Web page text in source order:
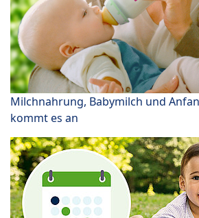
Milchnahrung, Babymilch und
kommt es an